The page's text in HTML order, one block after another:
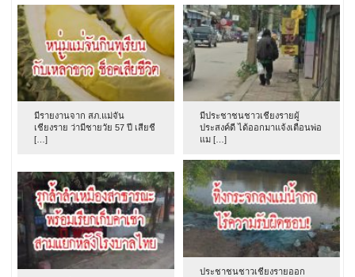
มีรายงานจาก สภ.แม่จัน
เชียงราย ว่ามีชายวัย 57 ปี เสียชี
[…]
มีประชาชนชาวเชียงรายผู้
ประสงค์ดี ได้ออกมาแจ้งเตือนพ่อ
แม […]
ประชาชนชาวเชียงรายออก